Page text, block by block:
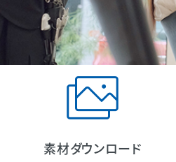
素材ダウンロード